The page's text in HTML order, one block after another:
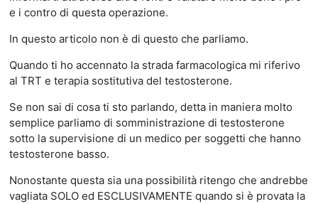
e i contro di questa operazione.
In questo articolo non è di questo che parliamo.
Quando ti ho accennato la strada farmacologica mi riferivo
al TRT e terapia sostitutiva del testosterone.
Se non sai di cosa ti sto parlando, detta in maniera molto
semplice parliamo di somministrazione di testosterone
sotto la supervisione di un medico per soggetti che hanno
testosterone basso.
Nonostante questa sia una possibilità ritengo che andrebbe
vagliata SOLO ed ESCLUSIVAMENTE quando si è provata la